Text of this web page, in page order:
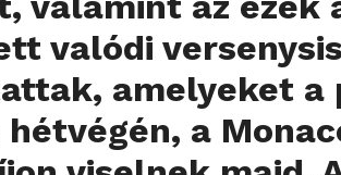
valódi
amelyeket a
hétvégén, a